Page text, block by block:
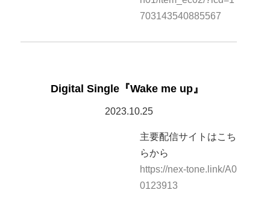
703143540885567
Digital Single『Wake me up』
2023.10.25
主要配信サイトはこち
らから
https://nex-tone.link/A0
0123913